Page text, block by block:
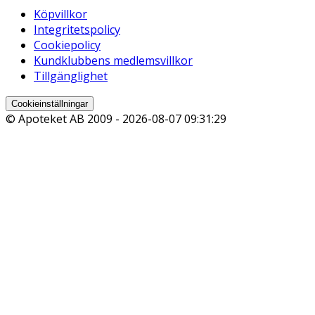
Köpvillkor
Integritetspolicy
Cookiepolicy
Kundklubbens medlemsvillkor
Tillgänglighet
Cookieinställningar
© Apoteket AB 2009 - 2026-08-07 09:31:29